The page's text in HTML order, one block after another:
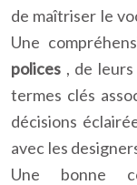
de maîtriser le
Une
polices , de
termes clés
décisions
avec les
Une bonne